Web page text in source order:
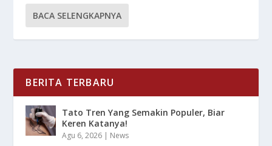
BACA SELENGKAPNYA
BERITA TERBARU
Tato Tren Yang Semakin Populer, Biar
Keren Katanya!
Agu 6, 2026 | News